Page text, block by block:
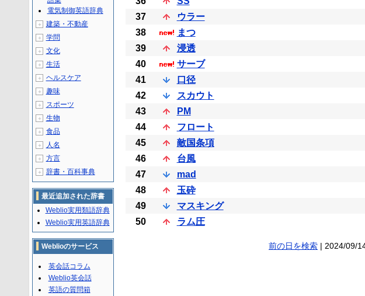
37
ウラー
38
まつ
39
浸透
40
サーブ
41
口径
42
スカウト
43
PM
44
フロート
45
敵国条項
46
台風
47
mad
48
玉砕
49
マスキング
50
ラム圧
前の日を検索| 2024/09/
電気制御英語辞典
＋ 建築・不動産
＋ 学問
＋ 文化
＋ 生活
＋ ヘルスケア
＋ 趣味
＋ スポーツ
＋ 生物
＋ 食品
＋ 人名
＋ 方言
＋ 辞書・百科事典
最近追加された辞書
Weblio実用類語辞典
Weblio実用英語辞典
Weblioのサービス
英会話コラム
Weblio英会話
英語の質問箱